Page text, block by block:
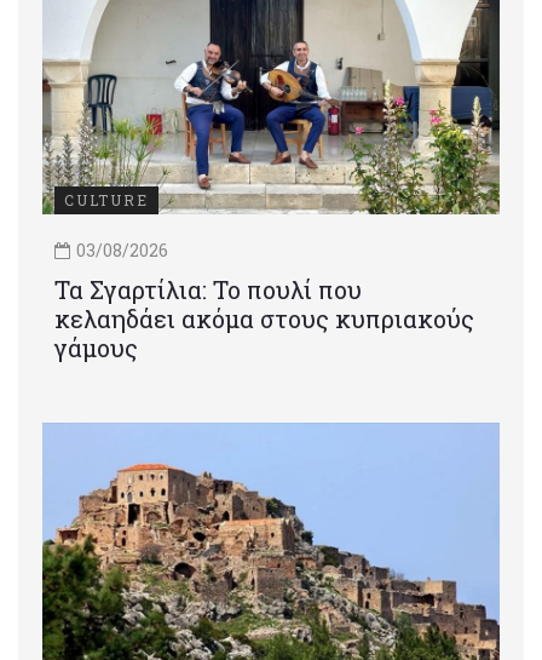
CULTURE
03/08/2026
Τα Σγαρτίλια: Το πουλί που
κελαηδάει ακόμα στους κυπριακούς
γάμους